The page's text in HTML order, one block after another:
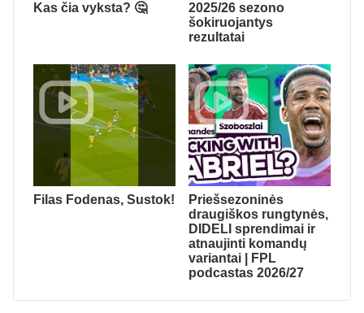
Kas čia vyksta? 🤔
2025/26 sezono
šokiruojantys
rezultatai
Filas Fodenas, Sustok!
Priešsezoninės
draugiškos rungtynės,
DIDELI sprendimai ir
atnaujinti komandų
variantai | FPL
podcastas 2026/27